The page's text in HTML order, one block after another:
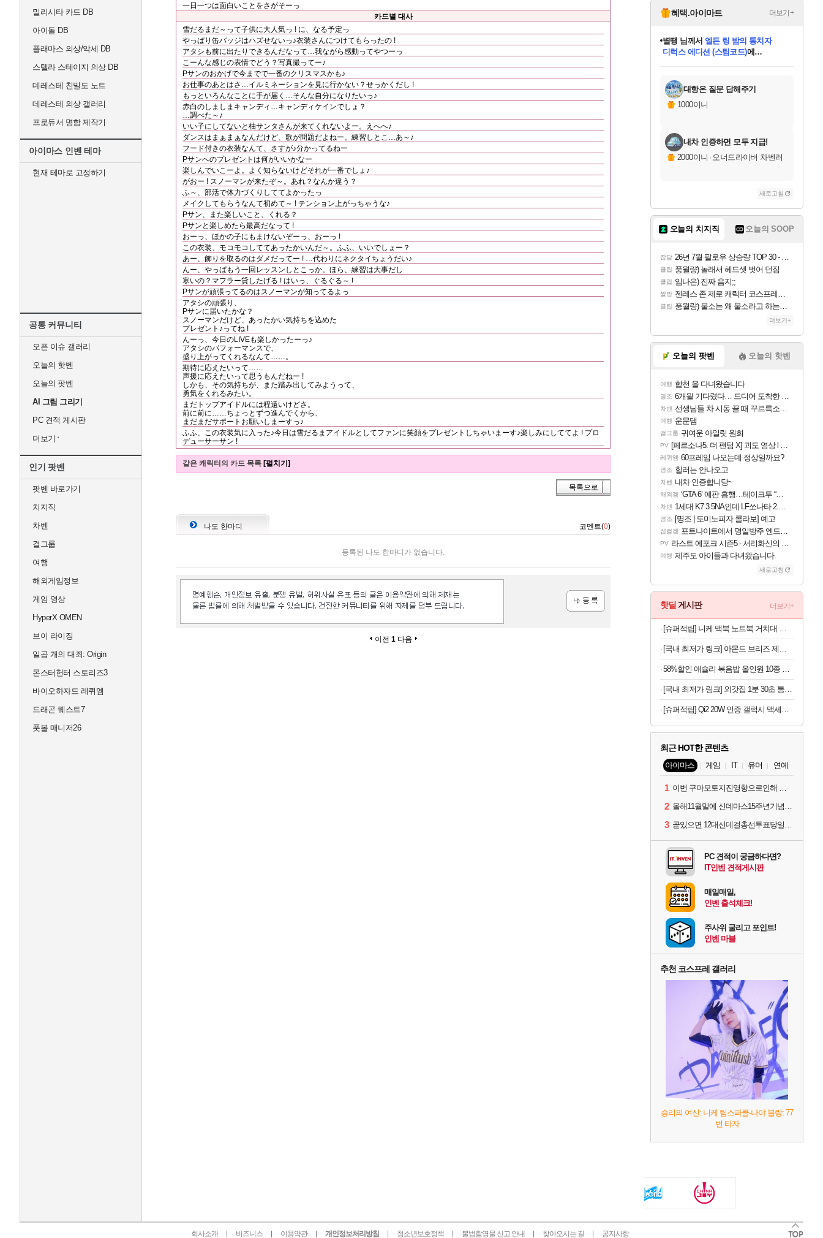
밀리시타 카드 DB
아이돌 DB
플래마스 의상/악세 DB
스텔라 스테이지 의상 DB
데레스테 친밀도 노트
데레스테 의상 갤러리
프로듀서 명함 제작기
아이마스 인벤 테마
현재 테마로 고정하기
공통 커뮤니티
오픈 이슈 갤러리
오늘의 핫벤
오늘의 팟벤
AI 그림 그리기
PC 견적 게시판
더보기
인기 팟벤
팟벤 바로가기
치지직
차벤
걸그룹
여행
해외게임정보
게임 영상
HyperX OMEN
브이 라이징
일곱 개의 대죄: Origin
몬스터헌터 스토리즈3
바이오하자드 레퀴엠
드래곤 퀘스트7
풋볼 매니저26
一日一つは面白いことをさがそーっ
카드별 대사
雪だるまだ～って子供に大人気っ ! に、なる予定っ
やっぱり缶バッジはハズせないっ♪衣装さんにつけてもらったの !
アタシも前に出たりできるんだなって…我ながら感動ってやつーっ
こーんな感じの表情でどう？写真撮ってー♪
Pサンのおかげで今までで一番のクリスマスかも♪
お仕事のあとはさ…イルミネーションを見に行かない？せっかくだし !
もっといろんなことに手が届く…そんな自分になりたいっ♪
赤白のしましまキャンディ…キャンディケインでしょ？
…調べた～♪
いい子にしてないと柚サンタさんが来てくれないよー。えへへ♪
ダンスはまぁまぁなんだけど、歌が問題だよねー。練習しとこ…あ～♪
フード付きの衣装なんて、さすが♪分かってるねー
Pサンへのプレゼントは何がいいかなー
楽しんでいこーよ。よく知らないけどそれが一番でしょ♪
がおー ! スノーマンが来たぞ～。あれ？なんか違う？
ふ～、部活で体力づくりしててよかったっ
メイクしてもらうなんて初めて～ ! テンション上がっちゃうな♪
Pサン、また楽しいこと、くれる？
Pサンと楽しめたら最高だなって !
おーっ、ほかの子にもまけないぞーっ、おーっ !
この衣装、モコモコしててあったかいんだ～。ふふ、いいでしょー？
あー、飾りを取るのはダメだってー ! …代わりにネクタイちょうだい♪
んー、やっぱもう一回レッスンしとこっか。ほら、練習は大事だし
寒いの？マフラー貸したげる ! はいっ、ぐるぐる～ !
Pサンが頑張ってるのはスノーマンが知ってるよっ
アタシの頑張り、
Pサンに届いたかな？
スノーマンだけど、あったかい気持ちを込めた
プレゼント♪ってね !
んーっ、今日のLIVEも楽しかったーっ♪
アタシのパフォーマンスで、
盛り上がってくれるなんて……。
期待に応えたいって……
声援に応えたいって思うもんだねー !
しかも、その気持ちが、また踏み出してみようって、
勇気をくれるみたい。
まだトップアイドルには程遠いけどさ。
前に前に……ちょっとずつ進んでくから、
まだまだサポートお願いしまーすっ♪
ふふ、この衣装気に入った♪今日は雪だるまアイドルとしてファンに笑顔をプレゼントしちゃいまーす♪楽しみにしててよ ! プロ
デューサーサン !
같은 캐릭터의 카드 목록 [펼치기]
목록으로
나도 한마디 코멘트(0)
등록된 나도 한마디가 없습니다.
이전 1 다음
혜택.아이마트 더보기+
교환.
당첨되셨습니다.
니코 님께서 (본편포함) 데이브 더
다이버 인 더 정글 번들 (스팀코드)
당첨되셨습니다.
당첨되셨습니다.
당첨되셨습니다.
당첨되셨습니다.
당첨되셨습니다.
에디션 (스팀코드)를 교환.
당첨되셨습니다.
대항온 질문 답해주기
1000이니
내차 인증하면 모두 지급!
2000이니 · 오너드라이버 차벤러
새로고침
오늘의 치지직 오늘의 SOOP
잡담 26년 7월 팔로우 상승량 TOP 30 - 월간 치지직
클립 풍월량) 놀래서 헤드셋 벗어 던짐
클립 임나은) 진짜 음지;;
짤방 젠레스 존 제로 캐릭터 코스프레한 꽁주
클립 풍월량) 물소는 왜 물소라고 하는거야? 아! 그만 ㅋㅋ 알았어 ㅋㅋ
더보기+
오늘의 팟벤 오늘의 핫벤
여행 합천 을 다녀왔습니다
명조 6개월 기다렸다… 드디어 도착한 치사 메신저백! 실물 후기
차벤 선생님들 차 시동 끌 때 꾸르륵소리나는데
여행 운문댐
걸그룹 귀여운 아일릿 원희
PV [페르소나5: 더 팬텀 X] 괴도 영상 l 타카마키 안·댄싱 스타
레퀴엠 60프레임 나오는데 정상일까요?
명조 힐러는 안나오고
차벤 내차 인증합니당~
해외겜 ‘GTA 6’ 예판 흥행…테이크투 “내부 예상 크게 넘어”
차벤 1세대 K7 3.5NA인데 LF쏘나타 2.0NA 기변하면 유류비 절약이 얼마나 될까요..?
명조 [명조 | 도미노피자 콜라보] 예고
섭컬겜 포트나이트에서 명일방주 엔드필드 [펠리카] 판매 예정
PV 라스트 에포크 시즌5 - 서리화신의 분노 티저
여행 제주도 아이들과 다녀왔습니다.
새로고침
핫딜 게시판 더보기+
[슈퍼적립] 니케 맥북 노트북 거치대 수직 스탠드 클램쉘 맥미니 꽂이 세로 알루미늄 1슬롯 The Vertical
[국내 최저가 링크] 아몬드 브리즈 제로슈가, 초콜릿, 190ml, 24팩
58%할인 애슐리 볶음밥 올인원 10종 세트, 1개
[국내 최저가 링크] 외갓집 1분 30초 통등심 돈까스, 650g, 1팩
[슈퍼적립] Qi2 20W 인증 갤럭시 맥세이프 케이스 에어핏프로 맥핏 블랙, 갤럭시Z 폴드8 울트라
최근 HOT한 콘텐츠
아이마스 게임 IT 유머 연예
1 이번 구마모토지진영향으로인해 아이돌 커뮤니케이션 매일 게시물이 중단된다고하네요ㅠ
2 올해11월말에 신데마스15주년기념 라이브를 하네요
3 곧있으면 12대신데걸총선투표당일이네요.
PC 견적이 궁금하다면?
IT인벤 견적게시판
매일매일,
인벤 출석체크!
주사위 굴리고 포인트!
인벤 마블
추천 코스프레 갤러리
승리의 여신: 니케 팀스파클-나야 블랑: 77
번 타자
회사소개 비즈니스 이용약관 개인정보처리방침 청소년보호정책 불법촬영물 신고 안내 찾아오시는 길 공지사항